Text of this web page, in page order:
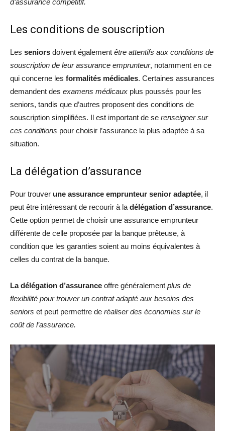
d’assurance compétitif.
Les conditions de souscription
Les seniors doivent également être attentifs aux conditions de
souscription de leur assurance emprunteur, notamment en ce
qui concerne les formalités médicales. Certaines assurances
demandent des examens médicaux plus poussés pour les
seniors, tandis que d’autres proposent des conditions de
souscription simplifiées. Il est important de se renseigner sur
ces conditions pour choisir l’assurance la plus adaptée à sa
situation.
La délégation d’assurance
Pour trouver une assurance emprunteur senior adaptée, il
peut être intéressant de recourir à la délégation d’assurance.
Cette option permet de choisir une assurance emprunteur
différente de celle proposée par la banque prêteuse, à
condition que les garanties soient au moins équivalentes à
celles du contrat de la banque.
La délégation d’assurance offre généralement plus de
flexibilité pour trouver un contrat adapté aux besoins des
seniors et peut permettre de réaliser des économies sur le
coût de l’assurance.